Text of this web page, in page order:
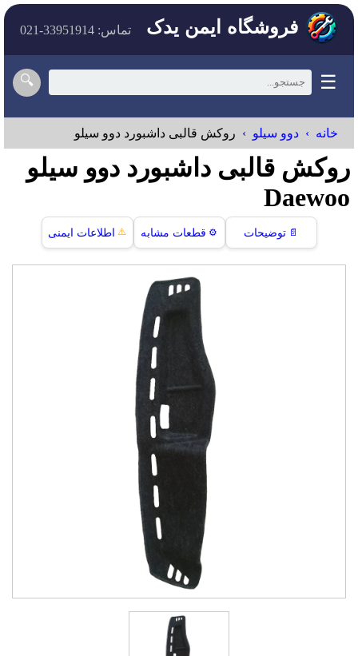
فروشگاه ایمن یدک تماس: 33951914-021
☰
🔍
خانه دوو سیلو روکش قالبی داشبورد دوو سیلو
روکش قالبی داشبورد دوو سیلو
Daewoo
📄 توضیحات ⚙️ قطعات مشابه ⚠️ اطلاعات ایمنی